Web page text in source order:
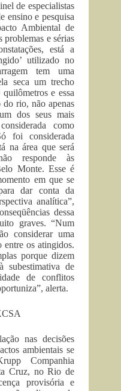
de especialistas
ensino e pesquisa
Ambiental de
e sérias
está a
utilizado no
tem uma
seca um trecho
e essa
rio, não apenas
dos seus mais
como
foi considerada
na área que será
responde às
Monte. Esse é
em que se
dar conta da
analítica”,
dessa
graves. “Num
considerar uma
entre os atingidos.
porque dizem
subestimativa de
de conflitos
alerta.
nas decisões
ambientais se
Companhia
Cruz, no Rio de
provisória e